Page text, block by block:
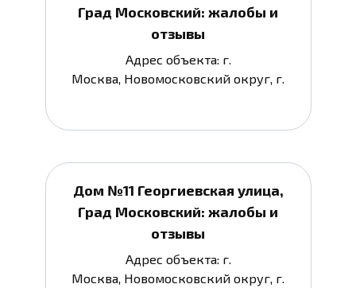
Град Московский: жалобы и
отзывы
Адрес объекта: г.
Москва, Новомосковский округ, г.
Дом №11 Георгиевская улица,
Град Московский: жалобы и
отзывы
Адрес объекта: г.
Москва, Новомосковский округ, г.